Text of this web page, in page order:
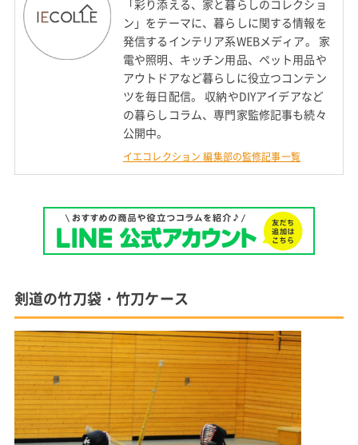
「彩り添える、家と暮らしのコレクショ
ン」をテーマに、暮らしに関する情報を
発信するインテリア系WEBメディア。 家
電や照明、キッチン用品、ペット用品や
アウトドアなど暮らしに役立つコンテン
ツを毎日配信。 収納やDIYアイデアなど
の暮らしコラム、専門家監修記事も続々
公開中。
イエコレクション 編集部の監修記事一覧
剣道の竹刀袋・竹刀ケース